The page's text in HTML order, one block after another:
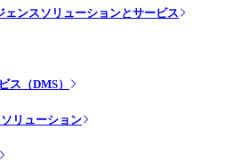
ンスソリューションとサービス
ス（DMS）
リューション